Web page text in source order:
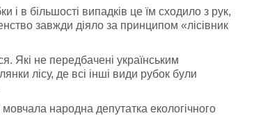
і в більшості випадків це їм сходило з рук,
завжди діяло за принципом «лісівник
Які не передбачені українським
лісу, де всі інші види рубок були
народна депутатка екологічного